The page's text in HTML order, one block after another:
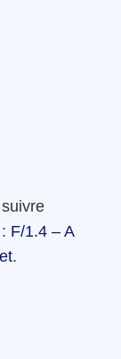
F/1.4 – A
.